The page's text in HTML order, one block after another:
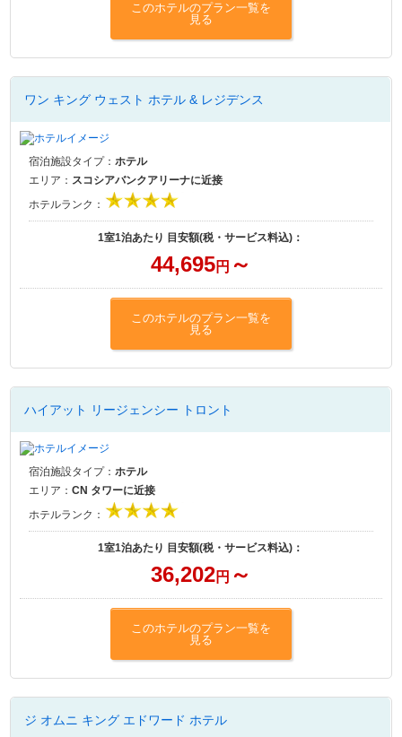
このホテルのプラン一覧を
見る
ワン キング ウェスト ホテル & レジデンス
宿泊施設タイプ：ホテル
エリア： スコシアバンクアリーナに近接
ホテルランク：
1室1泊あたり 目安額(税・サービス料込)：
44,695円 ～
このホテルのプラン一覧を
見る
ハイアット リージェンシー トロント
宿泊施設タイプ：ホテル
エリア：CN タワーに近接
ホテルランク：
1室1泊あたり 目安額(税・サービス料込)：
36,202円 ～
このホテルのプラン一覧を
見る
ジ オムニ キング エドワード ホテル